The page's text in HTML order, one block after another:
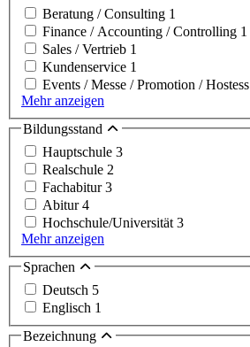
Beratung / Consulting 1
Finance / Accounting / Controlling 1
Sales / Vertrieb 1
Kundenservice 1
Events / Messe / Promotion / Hostess
Mehr anzeigen
Bildungsstand
Hauptschule 3
Realschule 2
Fachabitur3
Abitur4
Hochschule/Universität 3
Mehr anzeigen
Sprachen
Deutsch 5
Englisch 1
Bezeichnung